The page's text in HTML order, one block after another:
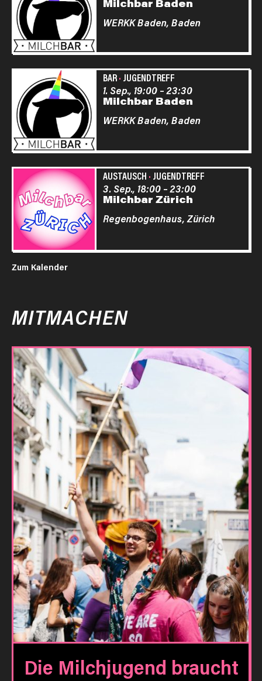
Milchbar Baden
WERKK Baden, Baden
BAR· JUGENDTREFF
Milchbar Baden
1. Sep., 19:00–23:30
WERKK Baden, Baden
AUSTAUSCH · JUGENDTREFF
Milchbar Zürich
3. Sep., 18:00–23:00
Regenbogenhaus, Zürich
Zum Kalender
MITMACHEN
Die Milchjugend braucht